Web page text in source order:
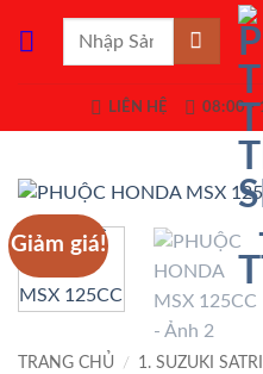
LIÊN HỆ 08:00 -
Giảm giá!
TRANG CHỦ / 1. SUZUKI